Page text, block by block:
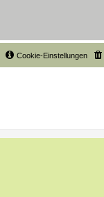
Cookie-Einstellungen